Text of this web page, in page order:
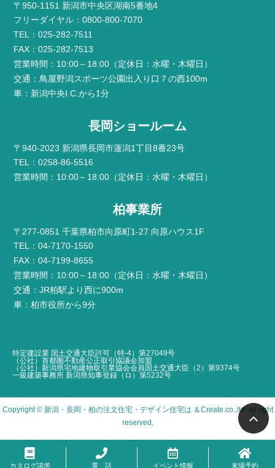
カタログ請求 電 話 イベント情報 来場予約
〒950-1151 新潟市中央区湖南5番地4
フリーダイヤル：0800-800-7070
TEL：025-282-7511
FAX：025-282-7513
営業時間：10:00～18:00（定休日：水曜・木曜日）
交通：鳥屋野潟スポーツ公園出入り口７の西100m
車：新潟中央I.C.から1分
長岡ショールーム
〒940-2023 新潟県長岡市蓮潟1丁目8番23号
TEL：0258-86-5516
営業時間：10:00～18:00（定休日：水曜・木曜日）
柏事業所
〒277-0851 千葉県柏市向原町1-27 向原ハウス1F
TEL：04-7170-1550
FAX：04-7199-8655
営業時間：10:00～18:00（定休日：水曜・木曜日）
交通：JR柏駅より西に900m
車：柏市役所から9分
特定建設業 国土交通大臣許可（特-4）第27049号
（公社）首都圏不動産公正取引協議会加盟
（公社）新潟県宅地建物取引業協会会員国土交通大臣（2）第9374号
一級建築事務所 新潟県知事登録（ロ）第5232号
Copyright © 新潟・長岡・柏の注文住宅・デザイン住宅は ＆Create.co.,ltd. all right
reserved.